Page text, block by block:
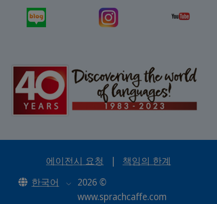
에이전시 요청 |
책임의 한계
한국어
2026 ©
www.sprachcaffe.com